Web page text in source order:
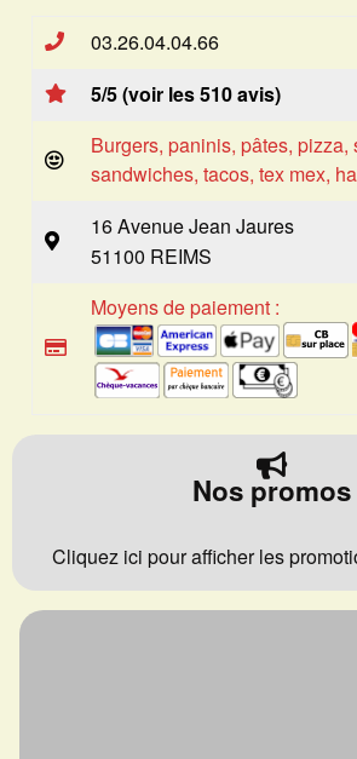
03.26.04.04.66
5/5 (voir les 510 avis)
Burgers, paninis, pâtes, pizza,
sandwiches, tacos, tex mex,
16 Avenue Jean Jaures
51100 REIMS
Moyens de paiement :
Nos promos
Cliquez ici pour afficher les